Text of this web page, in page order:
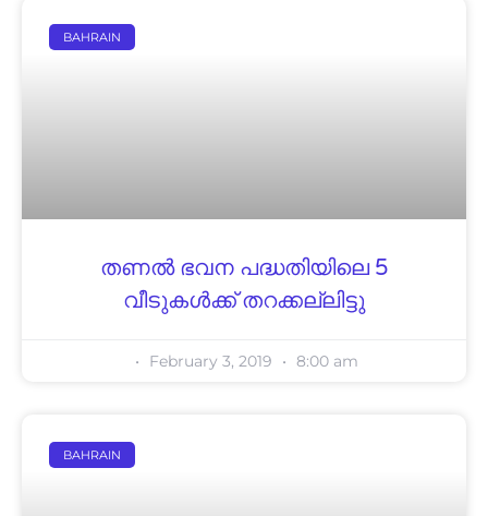
BAHRAIN
തണൽ ഭവന പദ്ധതിയിലെ 5
വീടുകൾക്ക് തറക്കല്ലിട്ടു
February 3, 2019 8:00 am
BAHRAIN